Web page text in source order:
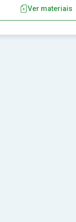
Ver materiais